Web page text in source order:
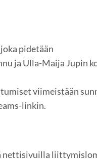
pidetään
ja Ulla-Maija Jupin
viimeistään
linkin.
nettisivuilla